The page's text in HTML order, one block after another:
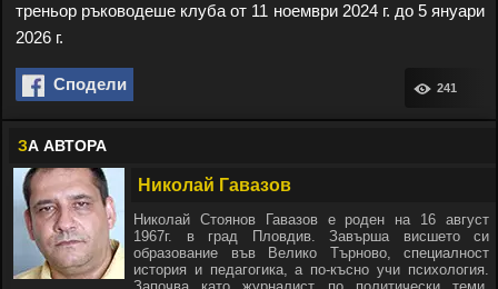
треньор ръководеше клуба от 11 ноември 2024 г. до 5 януари
2026 г.
Сподели 241
ЗА АВТОРА
Николай Гавазов
Николай Стоянов Гавазов е роден на 16 август
1967г. в град Пловдив. Завърша висшето си
образование във Велико Търново, специалност
история и педагогика, а по-късно учи психология.